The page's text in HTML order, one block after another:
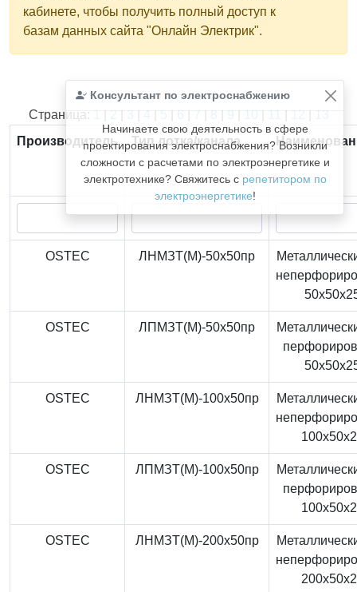
кабинете, чтобы получить полный доступ к
базам данных сайта "Онлайн Электрик".
Консультант по электроснабжению
Начинаете свою деятельность в сфере
проектирования электроснабжения? Возникли
сложности с расчетами по электроэнергетике и
электротехнике? Свяжитесь с репетитором по
электроэнергетике!
Найдено366из366записей.
Страница: 1 | 2 | 3 | 4 | 5 | 6 | 7 | 8 | 9 | 10 | 11 | 12 | 13
Производитель
Тип лотка/канала
OSTEC ЛНМЗТ(М)-50x50пр
OSTEC ЛПМЗТ(М)-50x50пр
OSTEC ЛНМЗТ(М)-100x50пр
OSTEC ЛПМЗТ(М)-100x50пр
OSTEC ЛНМЗТ(М)-200x50пр